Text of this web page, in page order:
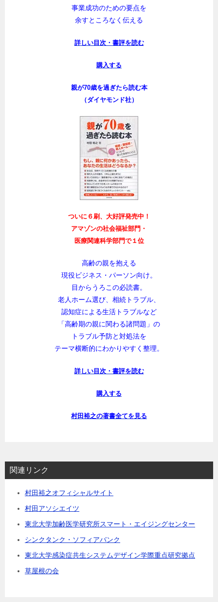
事業成功のための要点を
余すところなく伝える
詳しい目次・書評を読む
購入する
親が70歳を過ぎたら読む本
（ダイヤモンド社）
ついに６刷、大好評発売中！
アマゾンの社会福祉部門・
医療関連科学部門で１位
高齢の親を抱える
現役ビジネス・パーソン向け。
目からうろこの必読書。
老人ホーム選び、相続トラブル、
認知症による生活トラブルなど
「高齢期の親に関わる諸問題」の
トラブル予防と対処法を
テーマ横断的にわかりやすく整理。
詳しい目次・書評を読む
購入する
村田裕之の著書全てを見る
関連リンク
村田裕之オフィシャルサイト
村田アソシエイツ
東北大学加齢医学研究所スマート・エイジングセンター
シンクタンク・ソフィアバンク
東北大学感染症共生システムデザイン学際重点研究拠点
草屋根の会